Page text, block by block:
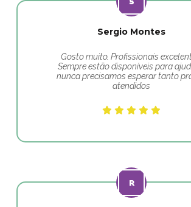
Sergio Montes
Gosto muito. Profissionais
Sempre estão disponíveis para
nunca precisamos esperar tanto
atendidos